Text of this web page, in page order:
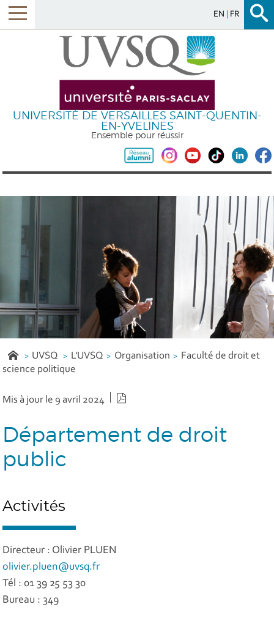
EN FR
UNIVERSITÉ DE VERSAILLES SAINT-QUENTIN-
EN-YVELINES
Ensemble pour réussir
UVSQ L'UVSQ Organisation
Faculté de droit et
science politique
Mis à jour le 9 avril 2024
Département de droit
public
Activités
Directeur : Olivier PLUEN
olivier.pluen@uvsq.fr
Tél : 01 39 25 53 30
Bureau : 349